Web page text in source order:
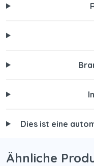
Dies ist eine
Ähnliche